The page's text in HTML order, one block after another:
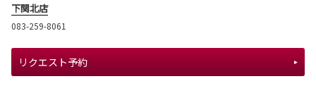
下関北店
083-259-8061
リクエスト予約